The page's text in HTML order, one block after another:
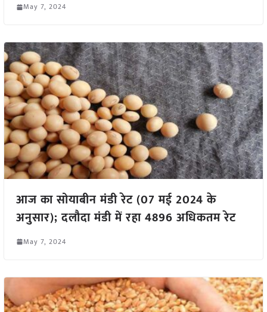
May 7, 2024
आज का सोयाबीन मंडी रेट (07 मई 2024 के
अनुसार); दलौदा मंडी में रहा 4896 अधिकतम रेट
May 7, 2024